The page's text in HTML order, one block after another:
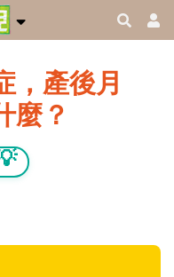
，產後月
麼？